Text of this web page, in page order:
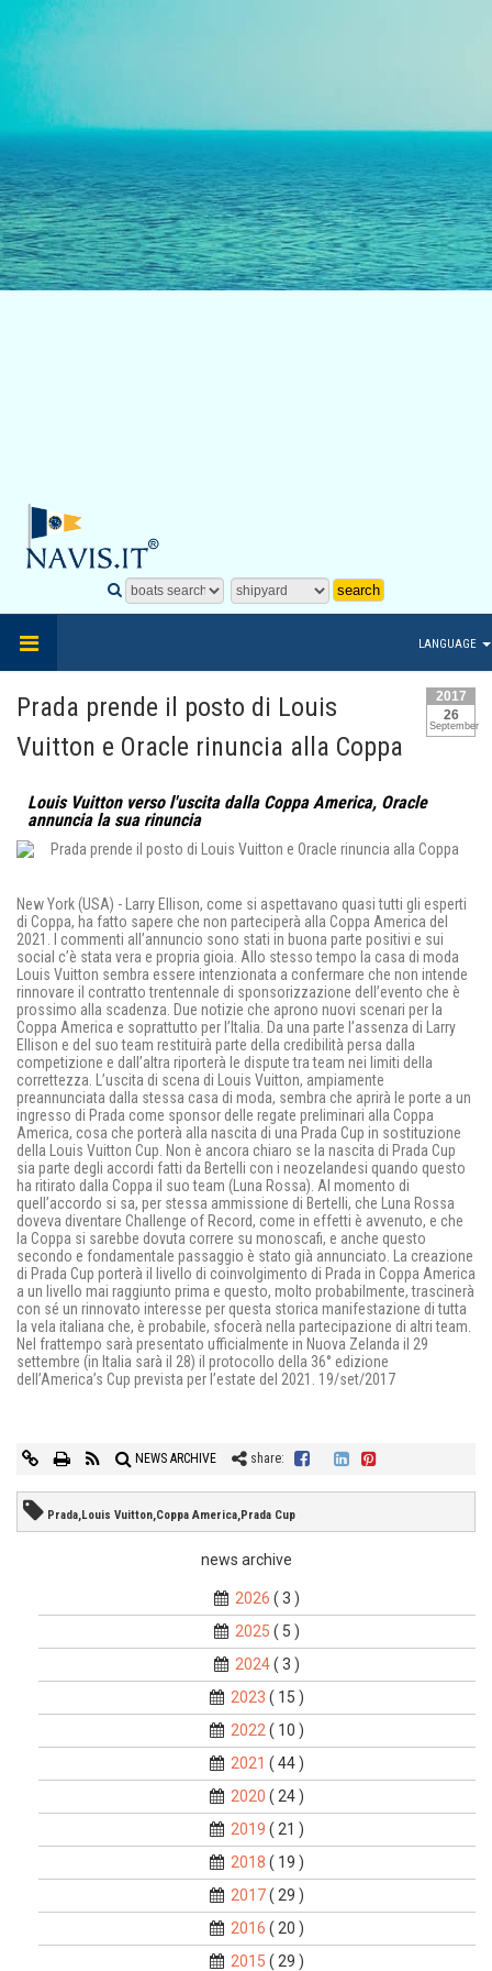
LANGUAGE
2017
26
September
Prada prende il posto di Louis
Vuitton e Oracle rinuncia alla Coppa
Louis Vuitton verso l'uscita dalla Coppa America, Oracle
annuncia la sua rinuncia
New York (USA) - Larry Ellison, come si aspettavano quasi tutti gli esperti
di Coppa, ha fatto sapere che non parteciperà alla Coppa America del
2021. I commenti all’annuncio sono stati in buona parte positivi e sui
social c’è stata vera e propria gioia. Allo stesso tempo la casa di moda
Louis Vuitton sembra essere intenzionata a confermare che non intende
rinnovare il contratto trentennale di sponsorizzazione dell’evento che è
prossimo alla scadenza. Due notizie che aprono nuovi scenari per la
Coppa America e soprattutto per l’Italia. Da una parte l’assenza di Larry
Ellison e del suo team restituirà parte della credibilità persa dalla
competizione e dall’altra riporterà le dispute tra team nei limiti della
correttezza. L’uscita di scena di Louis Vuitton, ampiamente
preannunciata dalla stessa casa di moda, sembra che aprirà le porte a un
ingresso di Prada come sponsor delle regate preliminari alla Coppa
America, cosa che porterà alla nascita di una Prada Cup in sostituzione
della Louis Vuitton Cup. Non è ancora chiaro se la nascita di Prada Cup
sia parte degli accordi fatti da Bertelli con i neozelandesi quando questo
ha ritirato dalla Coppa il suo team (Luna Rossa). Al momento di
quell’accordo si sa, per stessa ammissione di Bertelli, che Luna Rossa
doveva diventare Challenge of Record, come in effetti è avvenuto, e che
la Coppa si sarebbe dovuta correre su monoscafi, e anche questo
secondo e fondamentale passaggio è stato già annunciato. La creazione
di Prada Cup porterà il livello di coinvolgimento di Prada in Coppa America
a un livello mai raggiunto prima e questo, molto probabilmente, trascinerà
con sé un rinnovato interesse per questa storica manifestazione di tutta
la vela italiana che, è probabile, sfocerà nella partecipazione di altri team.
Nel frattempo sarà presentato ufficialmente in Nuova Zelanda il 29
settembre (in Italia sarà il 28) il protocollo della 36° edizione
dell’America’s Cup prevista per l’estate del 2021. 19/set/2017
NEWS ARCHIVE share:
Prada,Louis Vuitton,Coppa America,Prada Cup
news archive
2026 ( 3 )
2025 ( 5 )
2024( 3 )
2023 ( 15 )
2022 ( 10 )
2021 ( 44 )
2020 ( 24 )
2019 ( 21 )
2018 ( 19 )
2017( 29 )
2016 ( 20 )
2015 ( 29 )